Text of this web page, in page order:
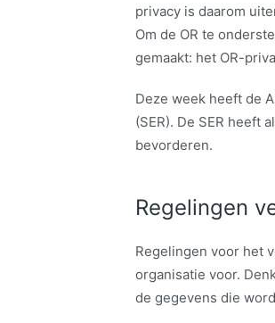
privacy is daarom
Om de OR te
gemaakt: het OR-
Deze week heeft de
(SER). De SER heeft
bevorderen.
Regelingen
Regelingen voor het
organisatie voor.
de gegevens die